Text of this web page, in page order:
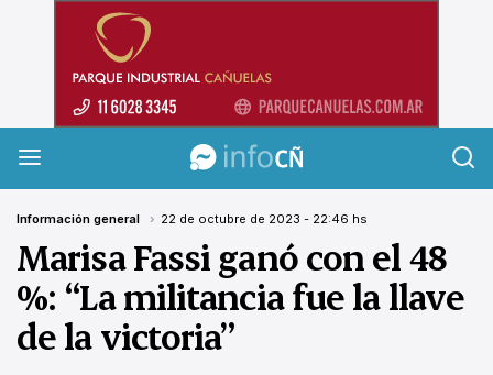
Información general 22 de octubre de 2023 - 22:46 hs
Marisa Fassi ganó con el 48
%: “La militancia fue la llave
de la victoria”